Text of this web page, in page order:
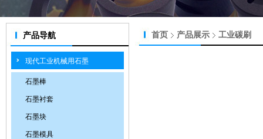
产品导航
现代工业机械用石墨
石墨棒
石墨衬套
石墨块
石墨模具
首页 产品展示 工业碳刷